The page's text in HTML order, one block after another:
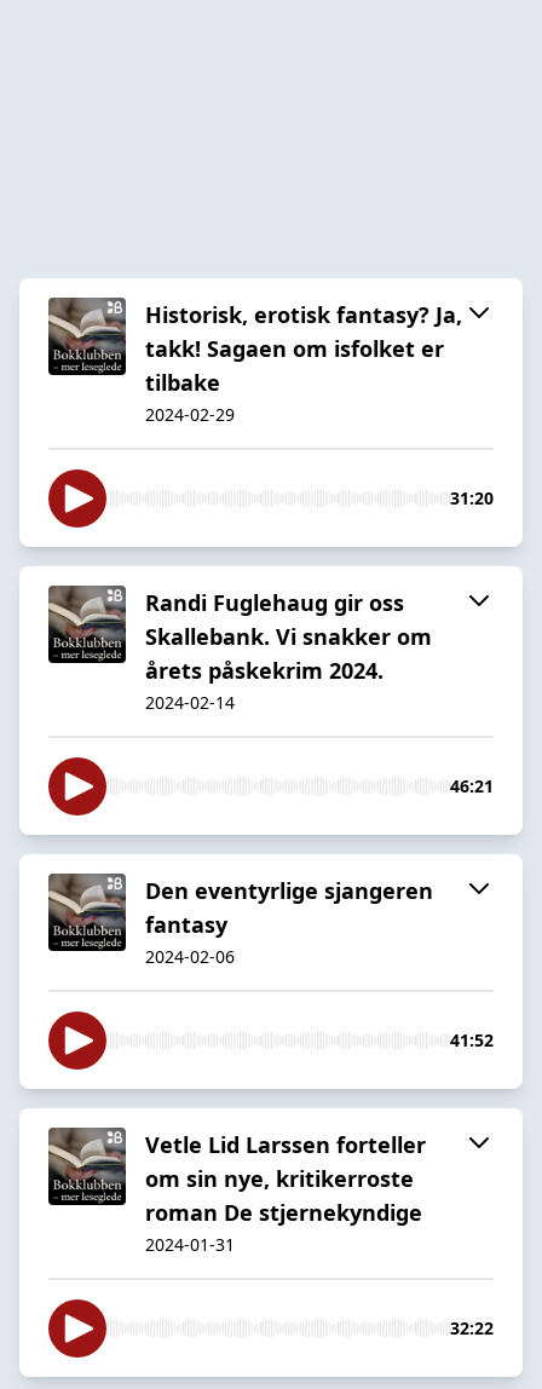
Historisk, erotisk fantasy? Ja,
takk! Sagaen om isfolket er
tilbake
2024-02-29
31:20
Randi Fuglehaug gir oss
Skallebank. Vi snakker om
årets påskekrim 2024.
2024-02-14
46:21
Den eventyrlige sjangeren
fantasy
2024-02-06
41:52
Vetle Lid Larssen forteller
om sin nye, kritikerroste
roman De stjernekyndige
2024-01-31
32:22